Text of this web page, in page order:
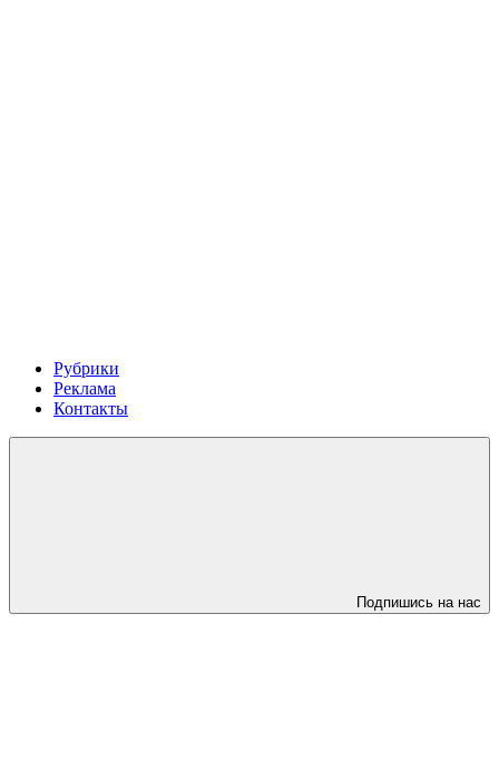
Рубрики
Реклама
Контакты
Подпишись на нас